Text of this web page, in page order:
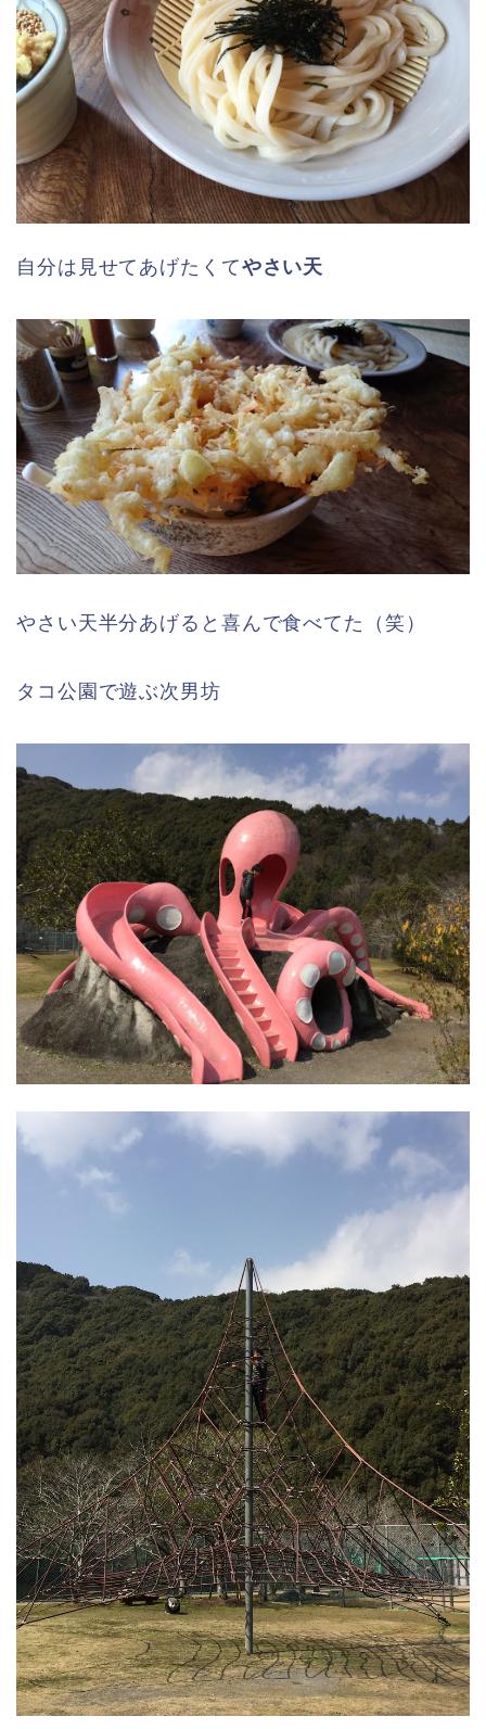
自分は見せてあげたくてやさい天
やさい天半分あげると喜んで食べてた（笑）
タコ公園で遊ぶ次男坊